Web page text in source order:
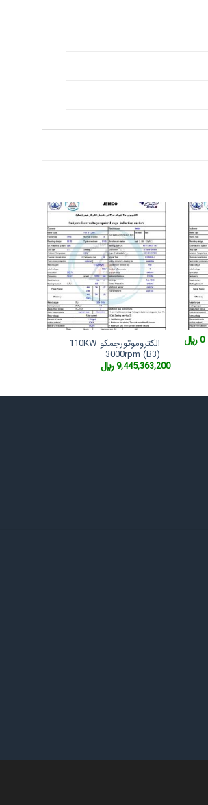
0 ﷼ الکتروموتورجمکو 110KW
3000rpm (B3)
9,445,363,200﷼